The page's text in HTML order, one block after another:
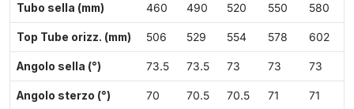
Tubo sella (mm) 460 490 520 550 580
Top Tube orizz. (mm) 506 529 554 578 602
Angolo sella (°) 73.5 73.5 73 73 73
Angolo sterzo (°) 70 70.5 70.5 71 71